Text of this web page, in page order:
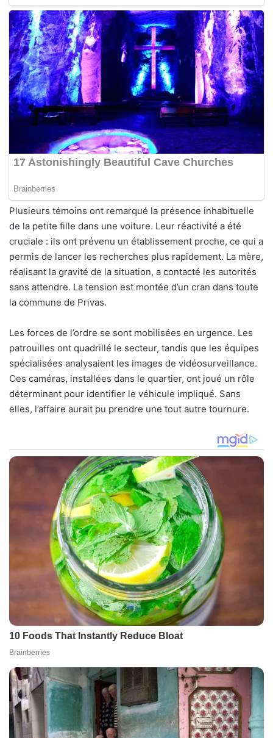
Plusieurs témoins ont remarqué la présence inhabituelle
de la petite fille dans une voiture. Leur réactivité a été
cruciale : ils ont prévenu un établissement proche, ce qui a
permis de lancer les recherches plus rapidement. La mère,
réalisant la gravité de la situation, a contacté les autorités
sans attendre. La tension est montée d’un cran dans toute
la commune de Privas.
Les forces de l’ordre se sont mobilisées en urgence. Les
patrouilles ont quadrillé le secteur, tandis que les équipes
spécialisées analysaient les images de vidéosurveillance.
Ces caméras, installées dans le quartier, ont joué un rôle
déterminant pour identifier le véhicule impliqué. Sans
elles, l’affaire aurait pu prendre une tout autre tournure.